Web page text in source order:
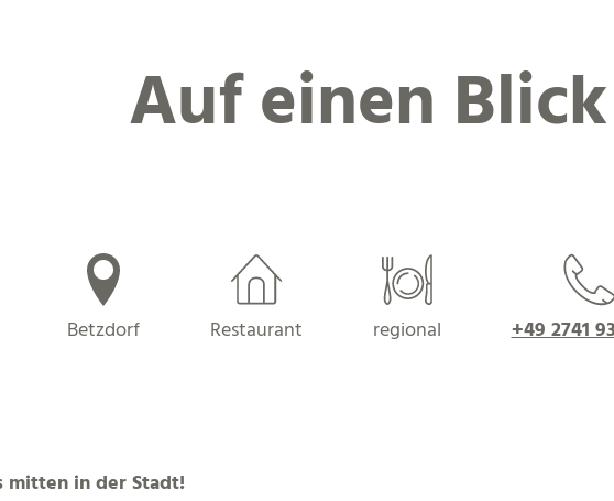
Auf einen Blick
Betzdorf Restaurant regional +49 2741
mitten in der Stadt!